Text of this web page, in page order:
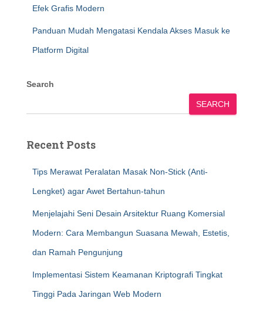
Efek Grafis Modern
Panduan Mudah Mengatasi Kendala Akses Masuk ke
Platform Digital
Search
SEARCH
Recent Posts
Tips Merawat Peralatan Masak Non-Stick (Anti-
Lengket) agar Awet Bertahun-tahun
Menjelajahi Seni Desain Arsitektur Ruang Komersial
Modern: Cara Membangun Suasana Mewah, Estetis,
dan Ramah Pengunjung
Implementasi Sistem Keamanan Kriptografi Tingkat
Tinggi Pada Jaringan Web Modern